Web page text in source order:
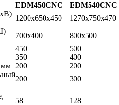
EDM450CNC
EDM540CNC
1200х650х450
1270х750х470
700х400 800х500
450
500
350
400
мм
200
200
200
300
58 128